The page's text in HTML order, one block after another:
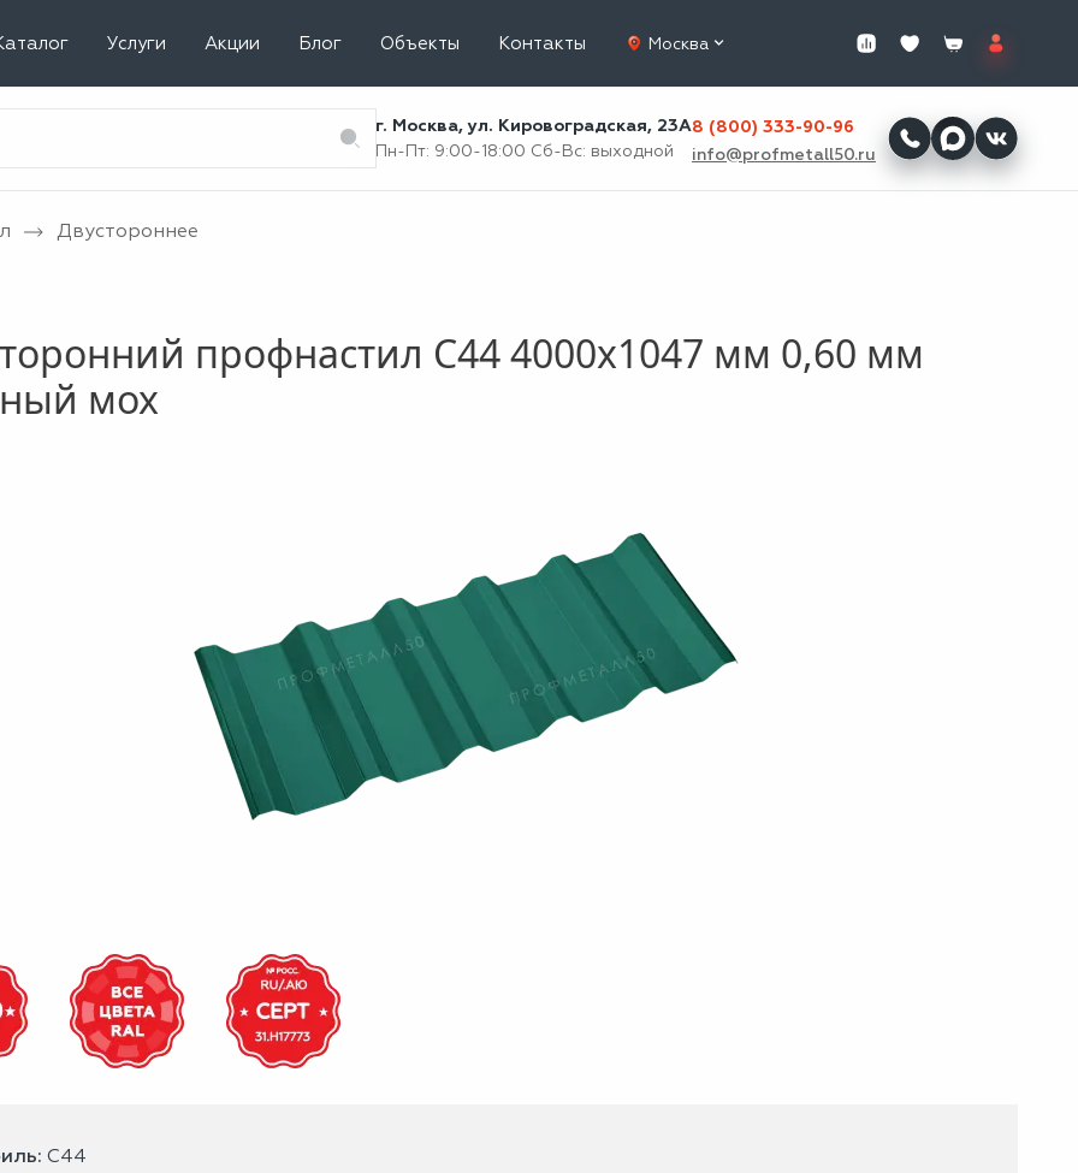
Услуги Акции Блог Объекты Контакты Москва
г. Москва, ул. Кировоградская, 23А
Пн-Пт: 9:00-18:00 Сб-Вс: выходной
8 (800) 333-90-96
info@profmetall50.ru
Двустороннее
профнастил С44 4000x1047 мм 0,60 мм
мох
С44